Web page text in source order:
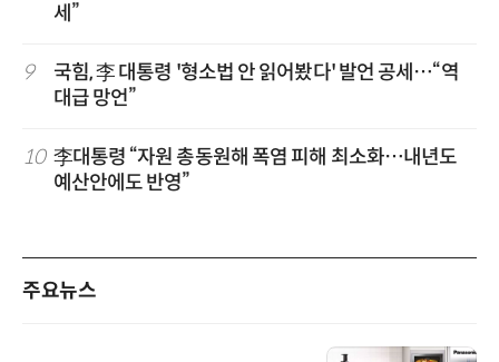
세”
9
국힘, 李 대통령 '형소법 안 읽어봤다' 발언 공세…“역
대급 망언”
10 李대통령 “자원 총동원해 폭염 피해 최소화…내년도
예산안에도 반영”
주요뉴스